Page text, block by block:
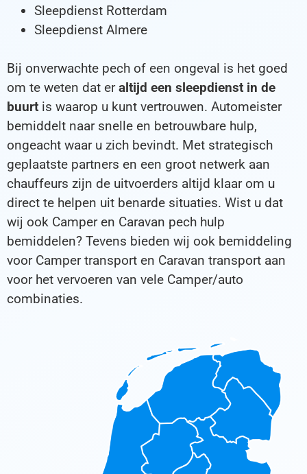
Sleepdienst Rotterdam
Sleepdienst Almere
Bij onverwachte pech of een ongeval is het goed
om te weten dat eraltijd een sleepdienst in de
buurt is waarop u kunt vertrouwen. Automeister
bemiddelt naar snelle en betrouwbare hulp,
ongeacht waar u zich bevindt. Met strategisch
geplaatste partners en een groot netwerk aan
chauffeurs zijn de uitvoerders altijd klaar om u
direct te helpen uit benarde situaties. Wist u dat
wij ook Camper en Caravan pech hulp
bemiddelen? Tevens bieden wij ook bemiddeling
voor Camper transport en Caravan transport aan
voor het vervoeren van vele Camper/auto
combinaties.